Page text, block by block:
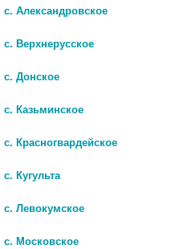
с. Александровское
с. Верхнерусское
с. Донское
с. Казьминское
с. Красногвардейское
с. Кугульта
с. Левокумское
с. Московское